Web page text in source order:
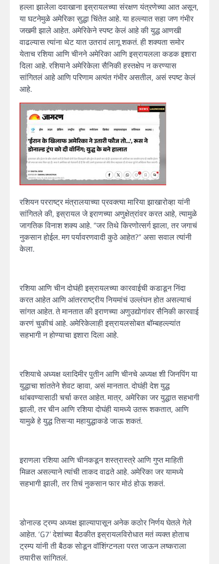
हल्ला झालेला दवाखाना इस्रायलच्या संरक्षण यंत्रणेच्या आत असून,
या घटनेमुळे अमेरिका सुद्धा चिंतेत आहे. या हल्ल्यात सहा जण गंभीर
जखमी झाले आहेत. अमेरिकेने स्पष्ट केलं आहे की युद्ध आणखी
वाढल्यास त्यांना थेट यात उतरावं लागू शकतं. ही शक्यता समोर
येताच रशिया आणि चीनने अमेरिका आणि इस्रायलला कडक इशारा
दिला आहे. रशियाने अमेरिकेला सैनिकी हस्तक्षेप न करण्यास
सांगितलं आहे आणि परिणाम अत्यंत गंभीर असतील, असं स्पष्ट केलं
आहे.
रशियन परराष्ट्र मंत्रालयाच्या प्रवक्त्या मारिया झाखारोव्हा यांनी
सांगितले की, इस्रायल जे इराणच्या अणुक्षेत्रांवर करत आहे, त्यामुळे
जागतिक विनाश शक्य आहे. “जर तिथे किरणोत्सर्ग झाला, तर जगाचं
नुकसान होईल. मग पर्यावरणवादी कुठे आहेत?” असा सवाल त्यांनी
केला.
रशिया आणि चीन दोघंही इस्रायलच्या कारवाईची कडाडून निंदा
करत आहेत आणि आंतरराष्ट्रीय नियमांचं उल्लंघन होत असल्याचं
सांगत आहेत. ते मानतात की इराणच्या अणुउद्योगांवर सैनिकी कारवाई
करणं चुकीचं आहे. अमेरिकेलाही इस्रायलसोबत बॉम्बहल्ल्यांत
सहभागी न होण्याचा इशारा दिला आहे.
रशियाचे अध्यक्ष व्लादिमीर पुतीन आणि चीनचे अध्यक्ष शी जिनपिंग या
युद्धाचा शांततेने शेवट व्हावा, असं मानतात. दोघंही देश युद्ध
थांबवण्यासाठी चर्चा करत आहेत. मात्र, अमेरिका जर युद्धात सहभागी
झाली, तर चीन आणि रशिया दोघंही यामध्ये उतरू शकतात, आणि
यामुळे हे युद्ध तिसऱ्या महायुद्धाकडे जाऊ शकतं.
इराणला रशिया आणि चीनकडून शस्त्रास्त्रे आणि गुप्त माहिती
मिळत असल्याने त्यांची ताकद वाढते आहे. अमेरिका जर यामध्ये
सहभागी झाली, तर तिचं नुकसान फार मोठं होऊ शकतं.
डोनाल्ड ट्रम्प अध्यक्ष झाल्यापासून अनेक कठोर निर्णय घेतले गेले
आहेत. ‘G7’ देशांच्या बैठकीत इस्रायलविरोधात मतं व्यक्त होताच
ट्रम्प यांनी ती बैठक सोडून वॉशिंग्टनला परत जाऊन लष्कराला
तयारीस सांगितलं.